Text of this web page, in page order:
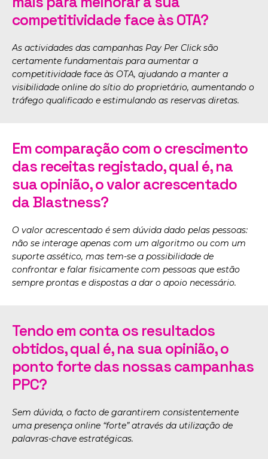
competitividade face às OTA?
As actividades das campanhas Pay Per Click são
certamente fundamentais para aumentar a
competitividade face às OTA, ajudando a manter a
visibilidade online do sítio do proprietário, aumentando o
tráfego qualificado e estimulando as reservas diretas.
Em comparação com o crescimento
das receitas registado, qual é, na
sua opinião, o valor acrescentado
da Blastness?
O valor acrescentado é sem dúvida dado pelas pessoas:
não se interage apenas com um algoritmo ou com um
suporte assético, mas tem-se a possibilidade de
confrontar e falar fisicamente com pessoas que estão
sempre prontas e dispostas a dar o apoio necessário.
Tendo em conta os resultados
obtidos, qual é, na sua opinião, o
ponto forte das nossas campanhas
PPC?
Sem dúvida, o facto de garantirem consistentemente
uma presença online “forte” através da utilização de
palavras-chave estratégicas.